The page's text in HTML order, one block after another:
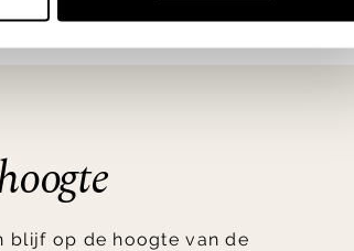
blijf op de hoogte van de